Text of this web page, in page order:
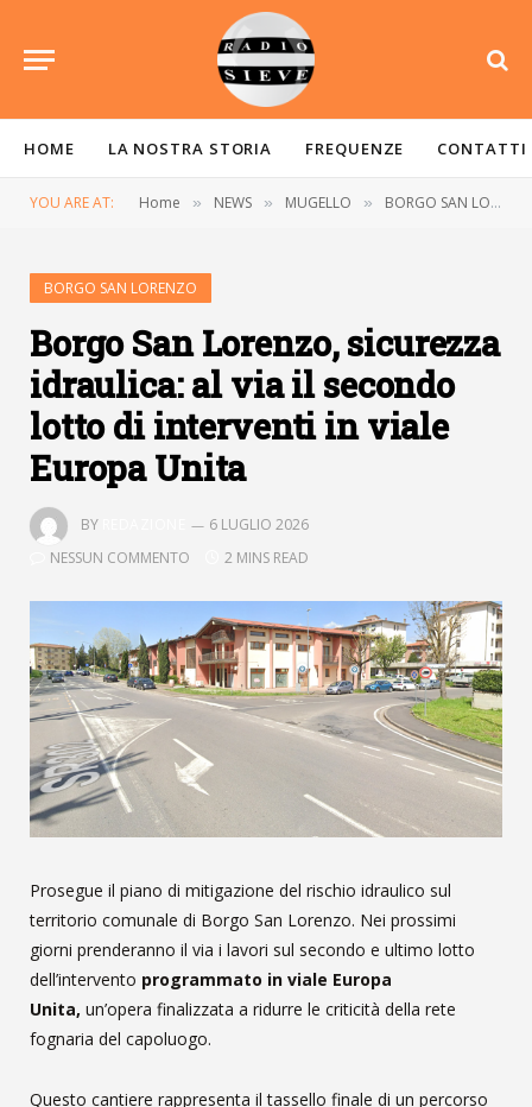
HOME LA NOSTRA STORIA FREQUENZE CONTATTI
YOU ARE AT: Home » NEWS » MUGELLO » BORGO SAN LORENZO
BORGO SAN LORENZO
Borgo San Lorenzo, sicurezza
idraulica: al via il secondo
lotto di interventi in viale
Europa Unita
BY
6 LUGLIO 2026
NESSUN COMMENTO
2 MINS READ
Prosegue il piano di mitigazione del rischio idraulico sul
territorio comunale di Borgo San Lorenzo. Nei prossimi
giorni prenderanno il via i lavori sul secondo e ultimo lotto
dell’intervento programmato in viale Europa
Unita, un’opera finalizzata a ridurre le criticità della rete
fognaria del capoluogo.
Questo cantiere rappresenta il tassello finale di un percorso